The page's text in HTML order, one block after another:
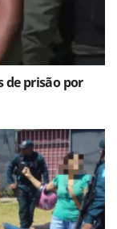
de prisão por